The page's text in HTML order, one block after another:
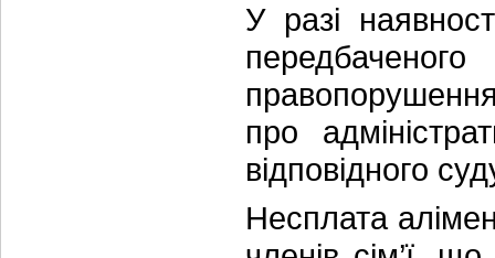
У разі
про
відповідного
Несплата